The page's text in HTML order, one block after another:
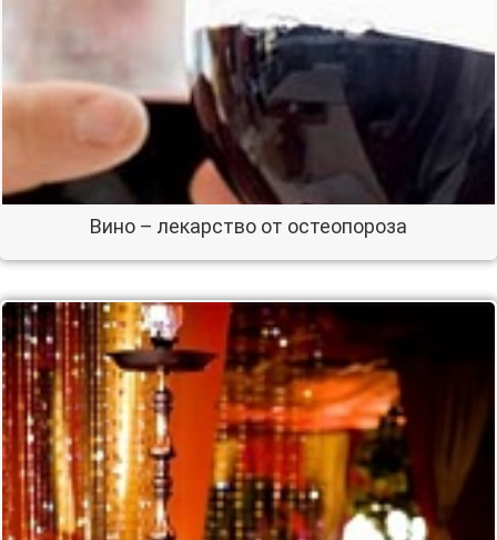
Вино – лекарство от остеопороза